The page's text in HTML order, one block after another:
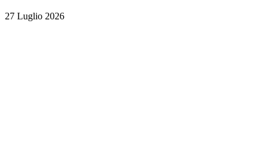
27 Luglio 2026